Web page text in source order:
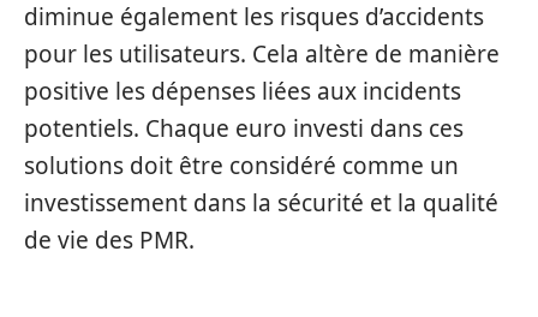
diminue également les risques d’accidents
pour les utilisateurs. Cela altère de manière
positive les dépenses liées aux incidents
potentiels. Chaque euro investi dans ces
solutions doit être considéré comme un
investissement dans la sécurité et la qualité
de vie des PMR.